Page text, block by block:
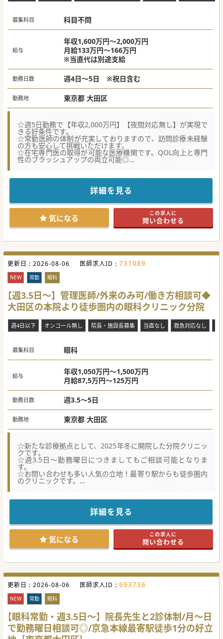
募集科目 科目不問
給与
年収1,600万円～2,000万円
月給133万円～166万円
※当直代は別途支給
勤務日数 週4日～5日 ※祝日含む
勤務地 東京都 大田区
☆週5日勤務で【年収2,000万円】【夜間対応無し】が実現で
きる好条件です。
☆常勤医師の体制が充実しておりますので、訪問診療未経験
の方も安心して挑戦いただけます。
☆在宅専門医の取得が可能な医療機関です。QOL向上と専門
性のブラッシュアップの両立可能◎
■当クリニックは蒲田エリアで2,200名、武蔵小杉エリアで
400名の患者様を抱える大規模な訪問診療クリニックです。
■24時間365日体制で医師と医療スタッフがクリニックに待
機しているので、時間外でもすぐに対応が可能です。
■常勤医師が20名在籍しているため、医師体制が整ってお
り、休みも取りやすく、残業も少ない働き方が特徴です。
【職場環境と雰囲気】
対応無しです。ご希望があれば相談も可能です。
■幅広い年齢層で内科系、外科系、皮膚科・精神科など各科
の先生が在籍しているため、多様な経験を積むことができま
す。
■診療体制は医師＋アシスタント2名、もしくは医師＋アシ
スタント＋看護師の3名体制となっており、未経験の方でも
安心してご勤務いただけます。
【やりがい】
■在宅医療専門医認定施設となっているため、専門医の資格
取得を目指したい方におすすめです。
■患者様は認知症、高血圧、高脂血症、腎不全、脳血管障害
などの慢性疾患を抱える患者様が多く、地域医療に貢献でき
るやりがいがあります。
面でやりがいを感じられます。
#春入職可 #年度内入職可
詳細を見る
気になる この求人に
問い合わせる
更新日 : 2026-08-06 医師求人ID : 731089
NEW 常勤 眼科
【週3.5日～】管理医師/外来のみ可/働き方相談可◆
大田区の本院より徒歩圏内の眼科クリニック分院
週4日以下 オンコール無し 院長・施設長募集 当直なし 救急対応なし
募集科目 眼科
給与
年収1,050万円～1,500万円
月給87,5万円～125万円
勤務日数 週3.5～5日
勤務地 東京都 大田区
☆新たな診療拠点として、2025年冬に開院した分院クリニッ
クです。
☆週3.5日～勤務曜日につきましてもご相談可能となりま
す。
☆お問い合わせも多い人気の立地！最寄り駅からも徒歩圏内
のクリニックです。
院長との2診体制の眼科クリニックです。
月～日まで診療は行っていますが、勤務曜日は相談可能で
入職時期も含めて、まずはお気軽にお問合せください。
#秋入職可
詳細を見る
気になる この求人に
問い合わせる
更新日 : 2026-08-06 医師求人ID : 693736
NEW 常勤 眼科
【眼科常勤・週3.5日～】院長先生と2診体制/月～日
で勤務曜日相談可◎/京急本線最寄駅徒歩1分の好立